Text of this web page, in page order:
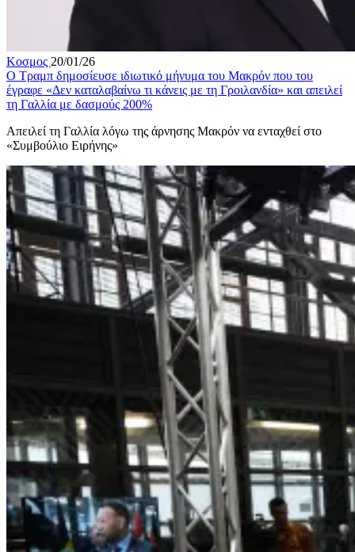
Κοσμος 20/01/26
Ο Τραμπ δημοσίευσε ιδιωτικό μήνυμα του Μακρόν που του
έγραφε «Δεν καταλαβαίνω τι κάνεις με τη Γροιλανδία» και απειλεί
τη Γαλλία με δασμούς 200%
Απειλεί τη Γαλλία λόγω της άρνησης Μακρόν να ενταχθεί στο
«Συμβούλιο Ειρήνης»